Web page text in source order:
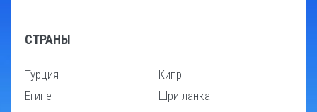
СТРАНЫ
Турция
Египет
Кипр
Шри-ланка